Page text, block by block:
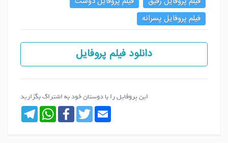
فیلم پروفایل پسرانه
دانلود فیلم پروفایل
این پروفایل را با دوستان خود به اشتراک بگزارید
Telegram
WhatsAppFacebookTwitterEmail